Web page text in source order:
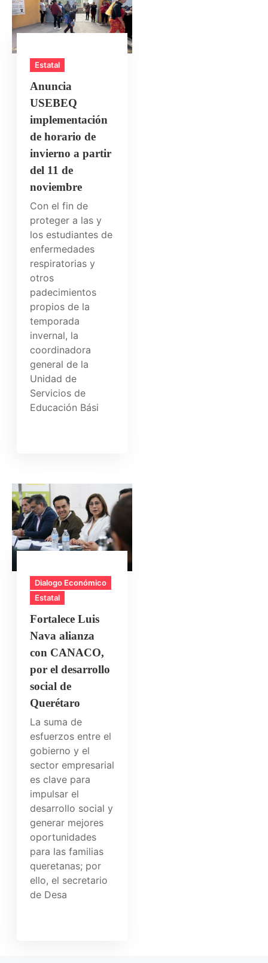
Estatal
Anuncia
USEBEQ
implementación
de horario de
invierno a partir
del 11 de
noviembre
Con el fin de
proteger a las y
los estudiantes de
enfermedades
respiratorias y
otros
padecimientos
propios de la
temporada
invernal, la
coordinadora
general de la
Unidad de
Servicios de
Educación Bási
Dialogo Económico
Estatal
Fortalece Luis
Nava alianza
con CANACO,
por el desarrollo
social de
Querétaro
La suma de
esfuerzos entre el
gobierno y el
sector empresarial
es clave para
impulsar el
desarrollo social y
generar mejores
oportunidades
para las familias
queretanas; por
ello, el secretario
de Desa